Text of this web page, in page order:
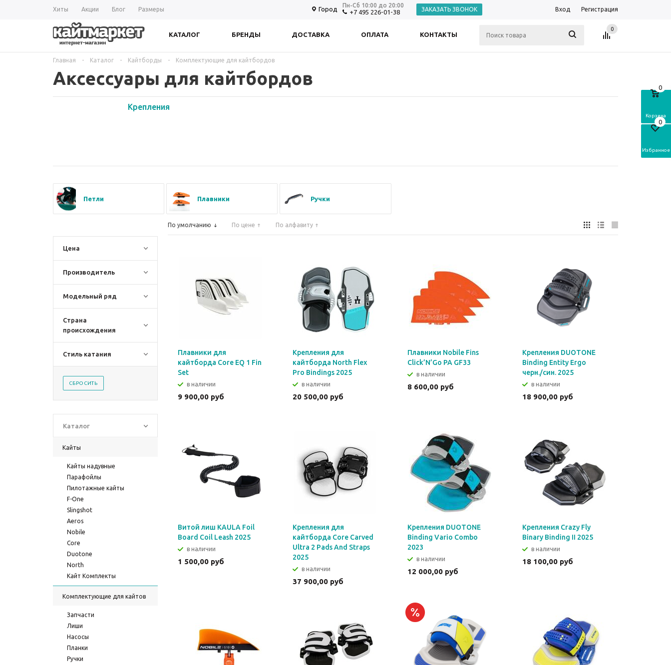
Хиты Акции Блог Размеры Город
Пн-Сб 10:00 до 20:00
+7 495 226-01-38 ЗАКАЗАТЬ ЗВОНОК Вход Регистрация
КАТАЛОГ БРЕНДЫ ДОСТАВКА ОПЛАТА КОНТАКТЫ
0
0
Корзина
0
Избранное
Главная - Каталог - Кайтборды - Комплектующие для кайтбордов
Аксессуары для кайтбордов
Крепления
Петли Плавники Ручки
Цена
Производитель
Модельный ряд
Страна
происхождения
Стиль катания
СБРОСИТЬ
Каталог
Кайты
Кайты надувные
Парафойлы
Пилотажные кайты
F-One
Slingshot
Aeros
Nobile
Core
Duotone
North
Кайт Комплекты
Комплектующие для кайтов
Запчасти
Лиши
Насосы
Планки
Ручки
По умолчанию По цене По алфавиту
Плавники для
кайтборда Core EQ 1 Fin
Set
в наличии
9 900,00 руб
Крепления для
кайтборда North Flex
Pro Bindings 2025
в наличии
20 500,00 руб
Плавники Nobile Fins
Click’N’Go PA GF33
в наличии
8 600,00 руб
Крепления DUOTONE
Binding Entity Ergo
черн./син. 2025
в наличии
18 900,00 руб
Витой лиш KAULA Foil
Board Coil Leash 2025
в наличии
1 500,00 руб
Крепления для
кайтборда Core Carved
Ultra 2 Pads And Straps
2025
в наличии
37 900,00 руб
Крепления DUOTONE
Binding Vario Combo
2023
в наличии
12 000,00 руб
Крепления Crazy Fly
Binary Binding II 2025
в наличии
18 100,00 руб